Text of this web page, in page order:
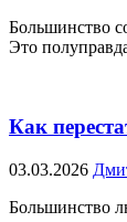
Большинство
Это
Как
03.03.2026
Большинство